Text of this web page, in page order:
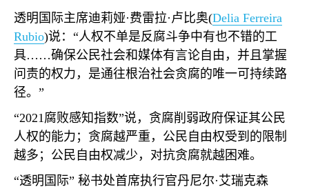
透明国际主席迪莉娅·费雷拉·卢比奥(Delia Ferreira
Rubio)说：“人权不单是反腐斗争中有也不错的工
具……确保公民社会和媒体有言论自由，并且掌握
问责的权力，是通往根治社会贪腐的唯一可持续路
径。”
“2021腐败感知指数”说，贪腐削弱政府保证其公民
人权的能力；贪腐越严重，公民自由权受到的限制
越多；公民自由权减少，对抗贪腐就越困难。
“透明国际” 秘书处首席执行官丹尼尔·艾瑞克森